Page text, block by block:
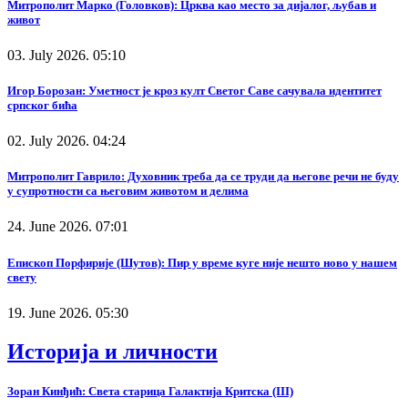
Митрополит Марко (Головков): Црква као место за дијалог, љубав и
живот
03. July 2026. 05:10
Игор Борозан: Уметност је кроз култ Светог Саве сачувала идентитет
српског бића
02. July 2026. 04:24
Митрополит Гаврило: Духовник треба да се труди да његове речи не буду
у супротности са његовим животом и делима
24. June 2026. 07:01
Епископ Порфирије (Шутов): Пир у време куге није нешто ново у нашем
свету
19. June 2026. 05:30
Историја и личности
Зоран Кинђић: Света старица Галактија Критска (III)